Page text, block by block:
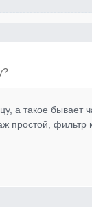
а такое бывает
простой, фильтр